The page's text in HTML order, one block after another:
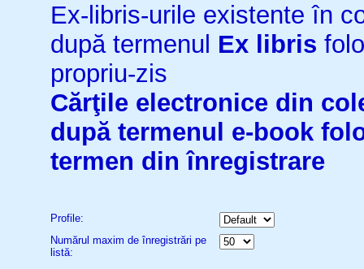
Ex-libris-urile existente în
după termenul Ex libris
propriu-zis
Cărţile electronice din
după termenul e-book
termen din înregistrare
Profile:
Numărul maxim de înregistrări pe
listă: